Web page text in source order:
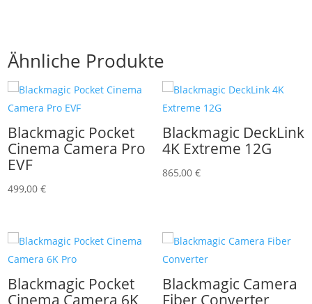
Ähnliche Produkte
Blackmagic Pocket
Cinema Camera Pro
EVF
499,00€
Blackmagic DeckLink
4K Extreme 12G
865,00 €
Blackmagic Pocket
Cinema Camera 6K
Blackmagic Camera
Fiber Converter